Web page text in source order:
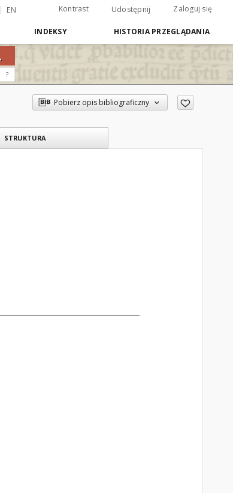
EN Kontrast Udostępnij Zaloguj się
INDEKSY HISTORIA PRZEGLĄDANIA
?
Pobierz opis bibliograficzny
STRUKTURA